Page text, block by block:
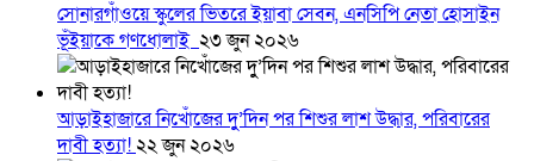
সোনারগাঁওয়ে স্কুলের ভিতরে ইয়াবা সেবন, এনসিপি নেতা হোসাইন
ভূঁইয়াকে গণধোলাই ২৩ জুন ২০২৬
আড়াইহাজারে নিখোঁজের দুু’দিন পর শিশুর লাশ উদ্ধার, পরিবারের
দাবী হত্যা!২২ জুন ২০২৬